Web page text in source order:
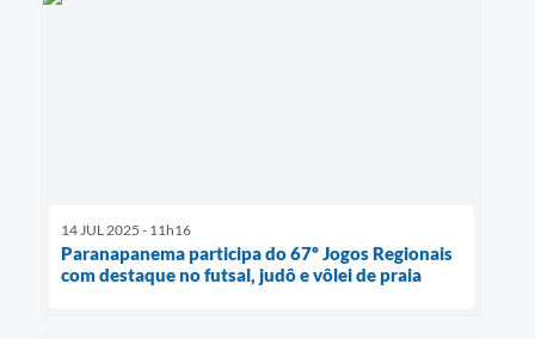
14 JUL 2025 - 11h16
Paranapanema participa do 67º Jogos Regionais
com destaque no futsal, judô e vôlei de praia